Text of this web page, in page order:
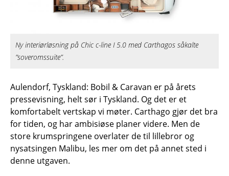
Ny interiørløsning på Chic c-line I 5.0 med Carthagos såkalte
”soveromssuite”.
Aulendorf, Tyskland: Bobil & Caravan er på årets
pressevisning, helt sør i Tyskland. Og det er et
komfortabelt vertskap vi møter. Carthago gjør det bra
for tiden, og har ambisiøse planer videre. Men de
store krumspringene overlater de til lillebror og
nysatsingen Malibu, les mer om det på annet sted i
denne utgaven.